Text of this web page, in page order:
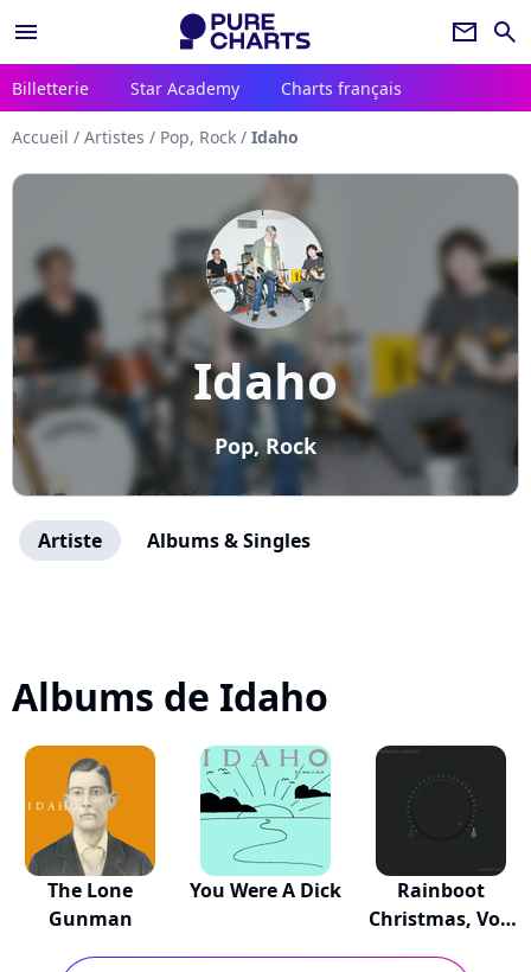
menu newsletter search
Billetterie Star Academy Charts français
Accueil / Artistes / Pop, Rock / Idaho
Idaho
Pop, Rock
Artiste Albums & Singles
Albums de Idaho
The Lone
Gunman
You Were A Dick
Rainboot
Christmas, Vol.